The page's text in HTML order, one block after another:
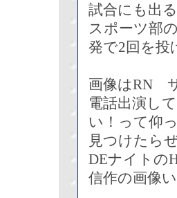
試合にも出
スポーツ部
発で2回を投
画像はRN
電話出演し
い！って仰
見つけたら
DEナイトの
信作の画像